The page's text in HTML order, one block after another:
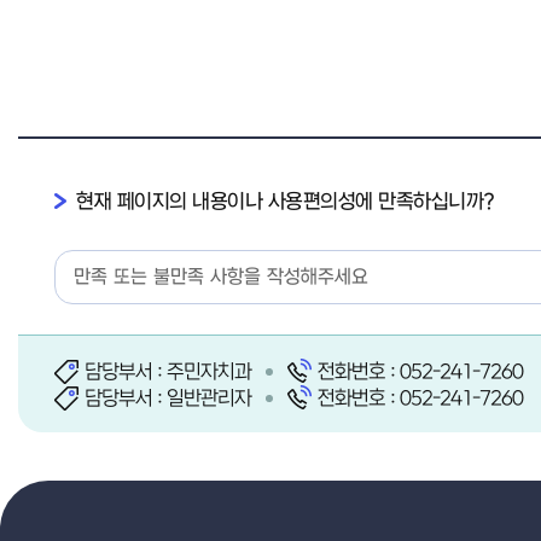
현재 페이지의 내용이나 사용편의성에 만족하십니까?
담당부서 : 주민자치과 전화번호 : 052-241-7260
담당부서 : 일반관리자
전화번호 : 052-241-7260